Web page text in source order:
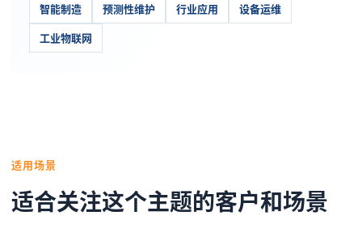
智能制造 预测性维护 行业应用
设备运维
工业物联网
适用场景
适合关注这个主题的客户和场景